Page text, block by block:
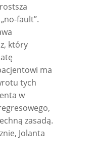
fault”.
który
ma
tych
w
zasadą.
Jolanta